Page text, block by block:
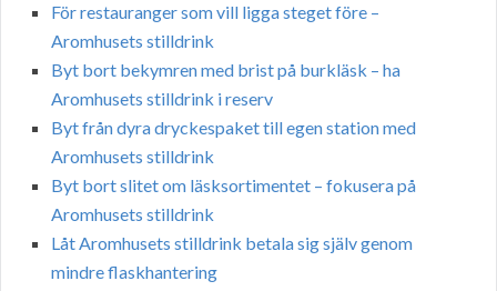
För restauranger som vill ligga steget före –
Aromhusets stilldrink
Byt bort bekymren med brist på burkläsk – ha
Aromhusets stilldrink i reserv
Byt från dyra dryckespaket till egen station med
Aromhusets stilldrink
Byt bort slitet om läsksortimentet – fokusera på
Aromhusets stilldrink
Låt Aromhusets stilldrink betala sig själv genom
mindre flaskhantering